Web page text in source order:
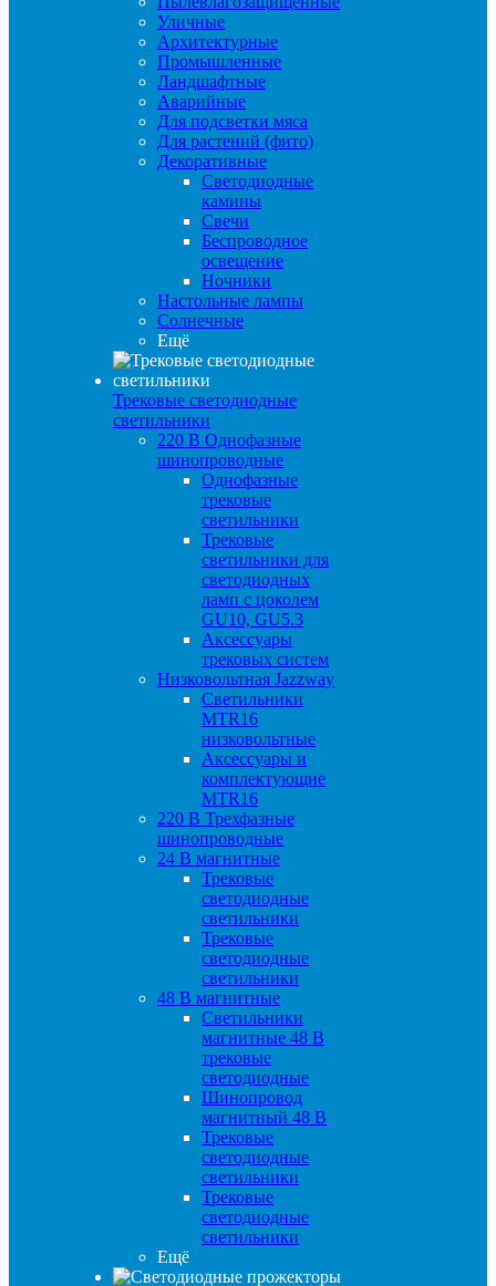
Уличные
Архитектурные
Промышленные
Ландшафтные
Аварийные
Для подсветки мяса
Для растений (фито)
Декоративные
Светодиодные
камины
Свечи
Беспроводное
освещение
Ночники
Настольные лампы
Солнечные
Ещё
Трековые светодиодные
светильники
220 B Однофазные
шинопроводные
Однофазные
трековые
светильники
Трековые
светильники для
светодиодных
ламп с цоколем
GU10, GU5.3
Аксессуары
трековых систем
Низковольтная Jazzway
Светильники
MTR16
низковольтные
Аксессуары и
комплектующие
MTR16
220 B Трехфазные
шинопроводные
24 B магнитные
Трековые
светодиодные
светильники
Трековые
светодиодные
светильники
48 B магнитные
Светильники
магнитные 48 В
трековые
светодиодные
Шинопровод
магнитный 48 В
Трековые
светодиодные
светильники
Трековые
светодиодные
светильники
Ещё